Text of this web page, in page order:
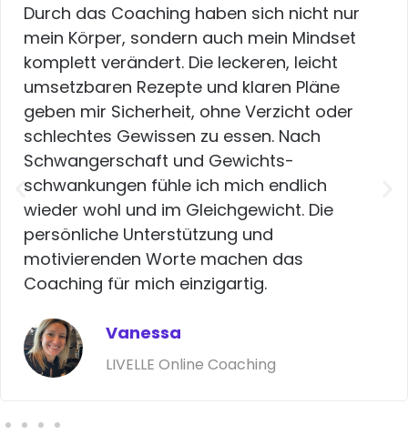
Durch das Coaching haben sich nicht nur
mein Körper, sondern auch mein Mindset
komplett verändert. Die leckeren, leicht
umsetzbaren Rezepte und klaren Pläne
geben mir Sicherheit, ohne Verzicht oder
schlechtes Gewissen zu essen. Nach
Schwangerschaft und Gewichts­
schwankungen fühle ich mich endlich
wieder wohl und im Gleichgewicht. Die
persönliche Unterstützung und
motivierenden Worte machen das
Coaching für mich einzigartig.
Vanessa
LIVELLE Online Coaching